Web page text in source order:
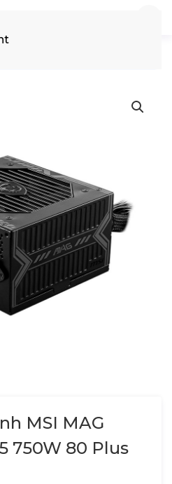
MSI MAG
750W 80 Plus